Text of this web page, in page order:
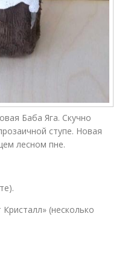
Баба Яга. Скучно
ступе. Новая
лесном пне.
(несколько